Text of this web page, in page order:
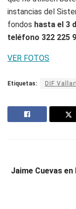
instancias del
fondos hasta el 3
teléfono 322 225
VER FOTOS
Etiquetas: DIF
Jaime Cuevas